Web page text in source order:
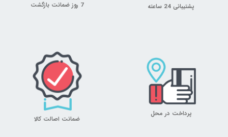
پشتیبانی 24 ساعته 7 روز ضمانت بازگشت
پرداخت در محل
ضمانت اصالت کالا